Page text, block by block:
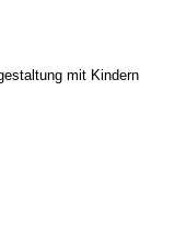
mit Kindern